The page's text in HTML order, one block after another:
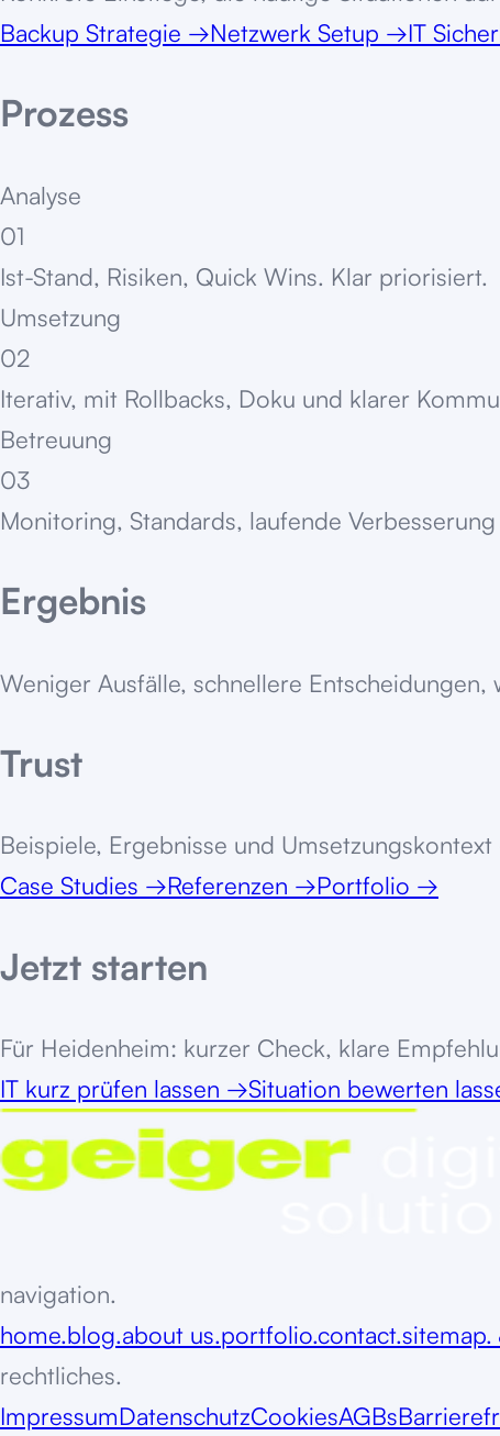
Backup Strategie →Netzwerk Setup →IT
Prozess
Analyse
01
Ist-Stand, Risiken, Quick Wins. Klar priorisiert.
Umsetzung
02
Iterativ, mit Rollbacks, Doku und klarer
Betreuung
03
Monitoring, Standards, laufende
Ergebnis
Weniger Ausfälle, schnellere
Trust
Beispiele, Ergebnisse und
Case Studies →Referenzen →Portfolio →
Jetzt starten
Für Heidenheim: kurzer Check, klare
IT kurz prüfen lassen →Situation bewerten
navigation.
home.blog.about us.portfolio.contact.sitemap.
rechtliches.
ImpressumDatenschutzCookiesAGBs